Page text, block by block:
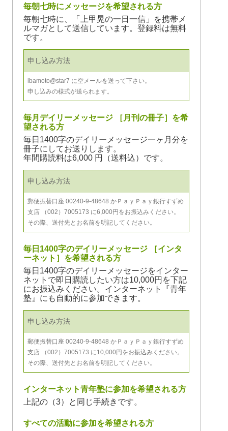
毎朝七時にメッセージを希望される方
毎朝七時に、「上甲晃の一日一信」を携帯メ
ルマガとして送信しています。登録料は無料
です。
申し込み方法
ibamoto@star7 に空メールを送って下さい。
申し込みの様式が送られます。
毎月デイリーメッセージ ［月刊の冊子］を希
望される方
毎日1400字のデイリーメッセージ一ヶ月分を
冊子にしてお送りします。
年間購読料は6,000 円（送料込）です。
申し込み方法
郵便振替口座 00240-9-48648 かＰａｙＰａｙ銀行すずめ
支店 （002）7005173 に6,000円をお振込みください。
その際、送付先とお名前を明記してください。
毎日1400字のデイリーメッセージ ［インタ
ーネット］を希望される方
毎日1400字のデイリーメッセージをインター
ネットで即日購読したい方は10,000円を下記
にお振込みください。インターネット『青年
塾』にも自動的に参加できます。
申し込み方法
郵便振替口座 00240-9-48648 かＰａｙＰａｙ銀行すずめ
支店 （002）7005173 に10,000円をお振込みください。
その際、送付先とお名前を明記してください。
インターネット青年塾に参加を希望される方
上記の（3）と同じ手続きです。
すべての活動に参加を希望される方